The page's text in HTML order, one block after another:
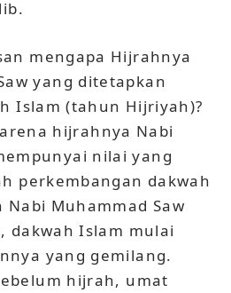
mengapa Hijrahnya
yang ditetapkan
Islam (tahun Hijriyah)?
hijrahnya Nabi
nilai yang
perkembangan dakwah
Muhammad Saw
dakwah Islam mulai
yang gemilang.
hijrah, umat